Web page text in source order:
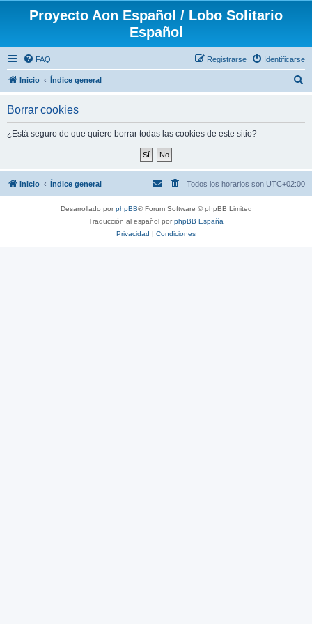
Proyecto Aon Español / Lobo Solitario
Español
FAQ Identificarse
Registrarse
Inicio Índice general
Borrar cookies
¿Está seguro de que quiere borrar todas las cookies de este sitio?
Inicio Índice general Todos los horarios son UTC+02:00
Desarrollado porphpBB® Forum Software © phpBB Limited
Traducción al español porphpBB España
Privacidad | Condiciones